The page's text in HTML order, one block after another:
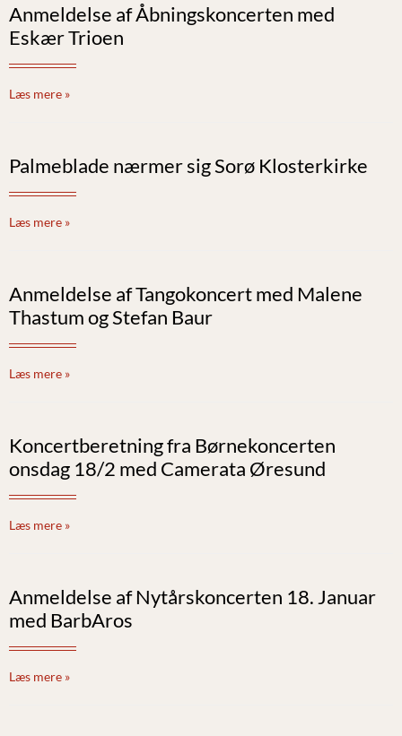
Anmeldelse af Åbningskoncerten med
Eskær Trioen
Læs mere »
Palmeblade nærmer sig Sorø Klosterkirke
Læs mere »
Anmeldelse af Tangokoncert med Malene
Thastum og Stefan Baur
Læs mere »
Koncertberetning fra Børnekoncerten
onsdag 18/2 med Camerata Øresund
Læs mere »
Anmeldelse af Nytårskoncerten 18. Januar
med BarbAros
Læs mere »